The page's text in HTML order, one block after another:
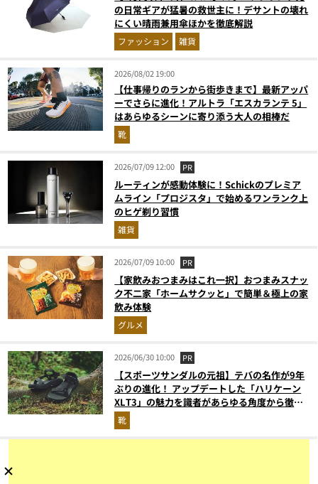
の日常ギアが猛暑の救世主に！デサントの壊れ
にくい晴雨兼用傘ほかを徹底解説
ファッション 雑貨
2026/08/02 19:00
【仕事帰りのランから街歩きまで】最新アッパ
ーでさらに進化！アルトラ「エスカランテ 5」
はあらゆるシーンに寄り添う大人の相棒だ
靴
2026/07/09 12:00 PR
ルーティンが感動体験に！Schickのプレミア
ムライン「プロジスタ」で始めるワンランク上
のヒゲ剃り習慣
雑貨
2026/07/09 10:00 PR
【家飲みおつまみはこれ一択】おつまみスナッ
ク不二家「ホームサクッと」で簡単＆極上の家
飲み体験
グルメ
2026/06/30 10:00 PR
【スポーツサンダルの元祖】テバの名作が9年
ぶりの進化！ アップデートした「ハリケーン
XLT3」の魅力を識者があらゆる角度から徹底
解説！
靴